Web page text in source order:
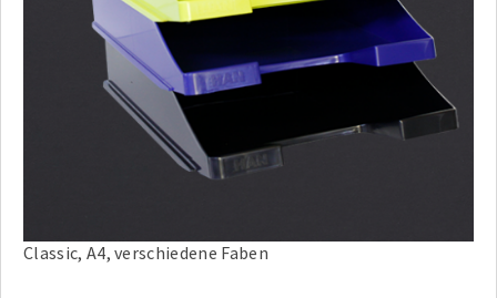
Classic, A4, verschiedene Faben